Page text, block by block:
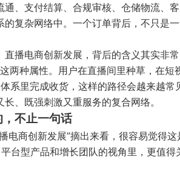
、支付结算、合规审核、仓储物流、
复杂网络中。一个订单背后，不只是
播电商创新发展，背后的含义其实非
两种属性。用户在直播间里种草，在
系里完成收货，这样的路径会越来越
、既强刺激又重服务的复合网络。
不止一句话
电商创新发展”摘出来看，很容易觉得
台型产品和增长团队的视角里，更值